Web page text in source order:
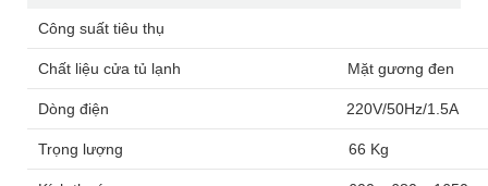
Công suất tiêu thụ
Chất liệu cửa tủ lạnh Mặt gương đen
Dòng điện 220V/50Hz/1.5A
Trọng lượng 66 Kg